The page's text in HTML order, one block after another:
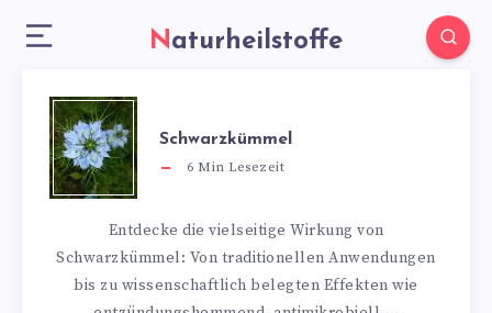
Naturheilstoffe
Schwarzkümmel
6 Min Lesezeit
Entdecke die vielseitige Wirkung von
Schwarzkümmel: Von traditionellen Anwendungen
bis zu wissenschaftlich belegten Effekten wie